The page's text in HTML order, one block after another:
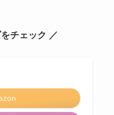
チェック ／